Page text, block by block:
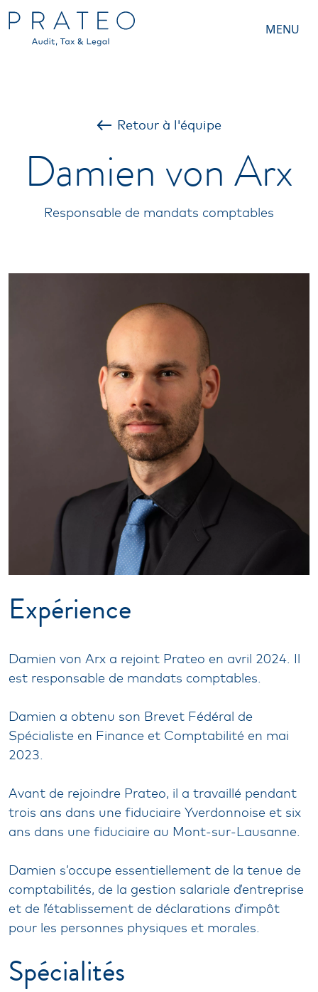
MENU
Retour à l'équipe
Damien von Arx
Responsable de mandats comptables
Expérience
Damien von Arx a rejoint Prateo en avril 2024. Il
est responsable de mandats comptables.
Damien a obtenu son Brevet Fédéral de
Spécialiste en Finance et Comptabilité en mai
2023.
Avant de rejoindre Prateo, il a travaillé pendant
trois ans dans une fiduciaire Yverdonnoise et six
ans dans une fiduciaire au Mont-sur-Lausanne.
Damien s’occupe essentiellement de la tenue de
comptabilités, de la gestion salariale d’entreprise
et de l’établissement de déclarations d’impôt
pour les personnes physiques et morales.
Spécialités